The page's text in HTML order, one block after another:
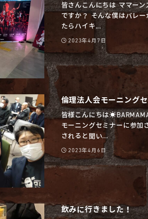
皆さんこんにちは ママー
ですか？ そんな僕はバレ
たらハイキ...
2023年4月7日
倫理法人会モーニング
皆様こんにちは
モーニングセミナーに参加
されると聞い...
2023年4月6日
飲みに行きました！